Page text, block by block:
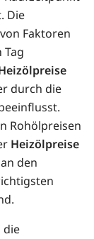
Die
Faktoren
Tag
durch die
Rohölpreisen
Heizölpreise
den
die